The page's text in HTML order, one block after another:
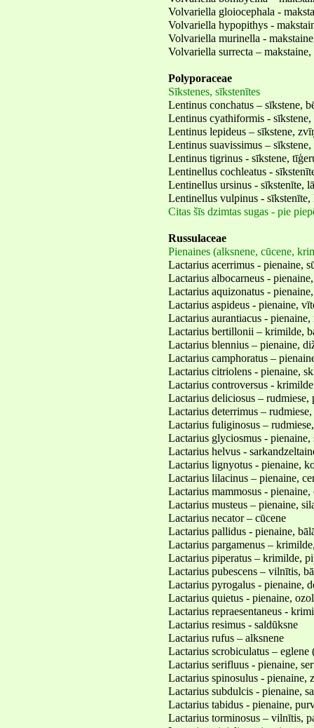
Volvariella gloiocephala -
Volvariella hypopithys -
Volvariella murinella -
Volvariella surrecta –
Polyporaceae
Sīkstenes, sīkstenītes
Lentinus conchatus – sīkstene,
Lentinus cyathiformis - sīkstene,
Lentinus lepideus – sīkstene,
Lentinus suavissimus – sīkstene,
Lentinus tigrinus - sīkstene,
Lentinellus cochleatus -
Lentinellus ursinus - sīkstenīte,
Lentinellus vulpinus - sīkstenīte,
Citas šīs dzimtas sugas - pie
Russulaceae
Pienaines (alksnene, cūcene,
Lactarius acerrimus - pienaine,
Lactarius albocarneus -
Lactarius aquizonatus -
Lactarius aspideus - pienaine,
Lactarius aurantiacus - pienaine,
Lactarius bertillonii – krimilde,
Lactarius blennius – pienaine,
Lactarius camphoratus –
Lactarius citriolens - pienaine,
Lactarius controversus -
Lactarius deliciosus – rudmiese,
Lactarius deterrimus –
Lactarius fuliginosus –
Lactarius glyciosmus - pienaine,
Lactarius helvus -
Lactarius lignyotus - pienaine,
Lactarius lilacinus – pienaine,
Lactarius mammosus -
Lactarius musteus – pienaine,
Lactarius necator – cūcene
Lactarius pallidus - pienaine,
Lactarius pargamenus –
Lactarius piperatus – krimilde,
Lactarius pubescens – vilnītis,
Lactarius pyrogalus - pienaine,
Lactarius quietus - pienaine,
Lactarius repraesentaneus -
Lactarius resimus - saldūksne
Lactarius rufus – alksnene
Lactarius scrobiculatus –
Lactarius serifluus - pienaine,
Lactarius spinosulus - pienaine,
Lactarius subdulcis - pienaine,
Lactarius tabidus - pienaine,
Lactarius torminosus – vilnītis,